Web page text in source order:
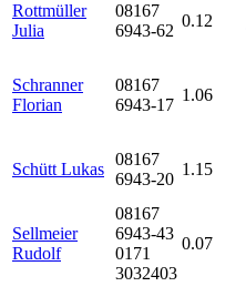
Rottmüller
Julia
08167
6943-62
0.12
Schranner
Florian
08167
6943-17
1.06
Schütt Lukas
08167
6943-20
1.15
Sellmeier
Rudolf
08167
6943-43
0171
3032403
0.07